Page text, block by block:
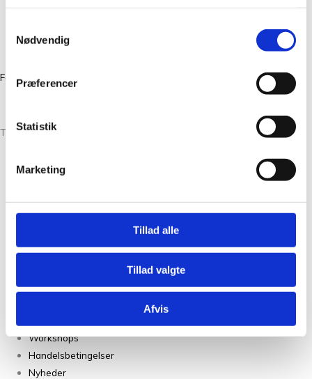
Nødvendig
Præferencer
Statistik
Marketing
Tillad alle
Tillad valgte
Afvis
+45 31 38 24 04
CVR 39386046
Facebook
Tante Grøn CPH® All Rights Reserved
DK-1860 Frederiksberg
CVR 46618637
Om Os
Workshops
Handelsbetingelser
Nyheder